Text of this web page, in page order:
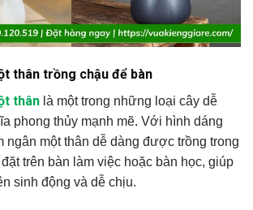
thân trồng chậu để bàn
thân là một trong những loại cây dễ
phong thủy mạnh mẽ. Với hình dáng
ngân một thân dễ dàng được trồng trong
trên bàn làm việc hoặc bàn học, giúp
sinh động và dễ chịu.